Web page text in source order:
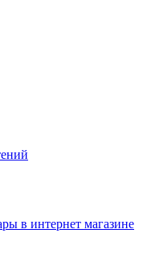
в интернет магазине